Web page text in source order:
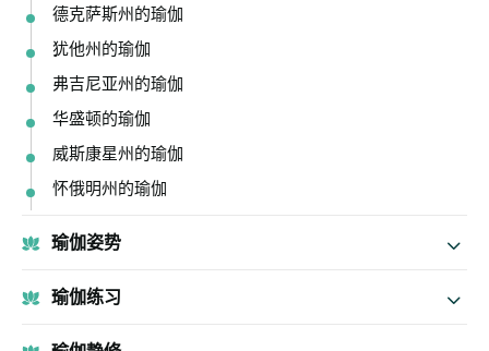
德克萨斯州的瑜伽
犹他州的瑜伽
弗吉尼亚州的瑜伽
华盛顿的瑜伽
威斯康星州的瑜伽
怀俄明州的瑜伽
瑜伽姿势
瑜伽练习